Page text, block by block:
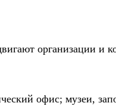
организации и
офис; музеи,